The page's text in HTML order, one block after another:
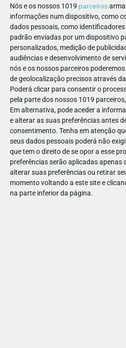
Nós e os nossos 1019 parceiros
informações num dispositivo, como
dados pessoais, como
padrão enviadas por um dispositivo
personalizados, medição de
audiências e desenvolvimento de
nós e os nossos parceiros
de geolocalização precisos através
Poderá clicar para consentir o
pela parte dos nossos 1019
Em alternativa, pode aceder a
e alterar as suas preferências antes
consentimento. Tenha em atenção
seus dados pessoais poderá não
que tem o direito de se opor a esse
preferências serão aplicadas apenas
alterar suas preferências ou retirar
momento voltando a este site e
na parte inferior da página.
🙋‍♀️ Qual é o
Destinado àcomunidade escolar